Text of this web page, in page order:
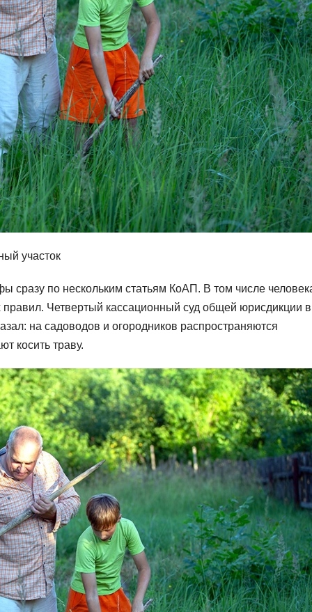
участок
сразу по нескольким статьям КоАП. В том числе
Четвертый кассационный суд общей юрисдикции в
на садоводов и огородников распространяются
косить траву.